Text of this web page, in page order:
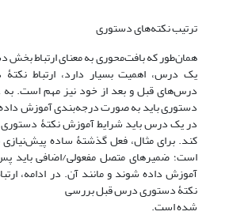
ترتیب نکته‌های دستوری
همان‌طور که بافت‌محوری به معنای ارتباط
یک درس، اهمیت بسیار دارد، ارتباط
درس‌های قبل و بعد از خود نیز مهم است. به
دستوری باید به صورت درجه‌بندی آموزش
در یک درس باید شرایط آموزش نکتۀ
کند. برای مثال، فعل گذشتۀ ساده
است؛ ضمیرهای متصل مفعولی/اضافی باید
آموزش داده شوند و مانند آن. در ادامه،
نکتۀ دستوری درس قبل بررسی
شده است.